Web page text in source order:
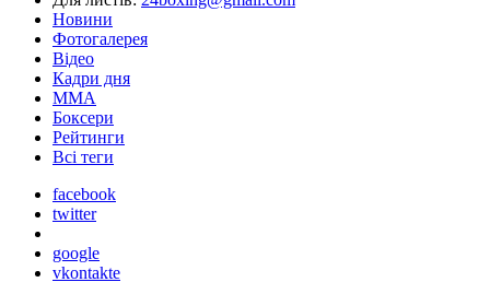
Новини
Фотогалерея
Відео
Кадри дня
ММА
Боксери
Рейтинги
Всі теги
facebook
twitter
google
vkontakte